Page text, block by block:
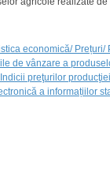
economică/
de vânzare a
preţurilor
a informațiilor